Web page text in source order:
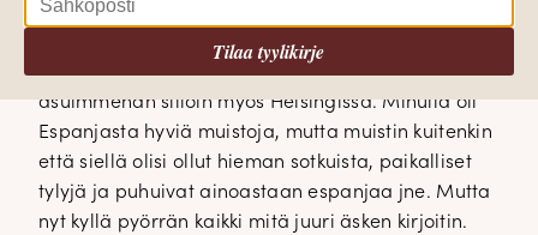
usein lastemme kanssa noin 20 vuotta sitten.
Vanhemmillani oli silloin siellä asunto, jonne oli
helppo lentää kolmen pienen lapsen kanssa,
asuimmehan silloin myös Helsingissä. Minulla oli
Espanjasta hyviä muistoja, mutta muistin kuitenkin
että siellä olisi ollut hieman sotkuista, paikalliset
tylyjä ja puhuivat ainoastaan espanjaa jne. Mutta
nyt kyllä pyörrän kaikki mitä juuri äsken kirjoitin.
Tilaa tyylikirje